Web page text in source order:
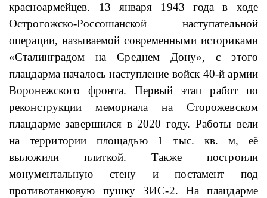
красноармейцев. 13 января 1943 года в ходе
Острогожско-Россошанской наступательной
операции, называемой современными историками
«Сталинградом на Среднем Дону», с этого
плацдарма началось наступление войск 40-й армии
Воронежского фронта. Первый этап работ по
реконструкции мемориала на Сторожевском
плацдарме завершился в 2020 году. Работы вели
на территории площадью 1 тыс. кв. м, её
выложили плиткой. Также построили
монументальную стену и постамент под
противотанковую пушку ЗИС-2. На плацдарме